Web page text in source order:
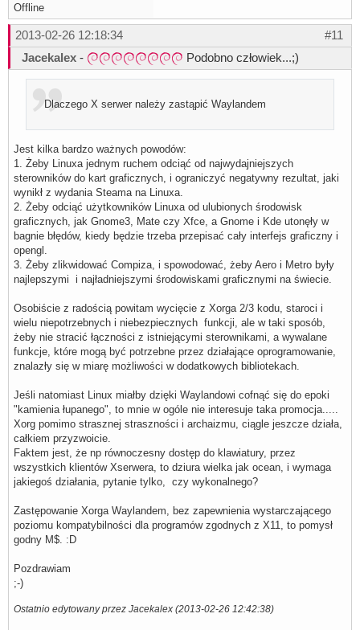
Offline
#11
2013-02-26 12:18:34
Jacekalex - Podobno człowiek...;)
Dlaczego X serwer należy zastąpić Waylandem
Jest kilka bardzo ważnych powodów:
1. Żeby Linuxa jednym ruchem odciąć od najwydajniejszych
sterowników do kart graficznych, i ograniczyć negatywny rezultat, jaki
wynikł z wydania Steama na Linuxa.
2. Żeby odciąć użytkowników Linuxa od ulubionych środowisk
graficznych, jak Gnome3, Mate czy Xfce, a Gnome i Kde utonęły w
bagnie błędów, kiedy będzie trzeba przepisać cały interfejs graficzny i
opengl.
3. Żeby zlikwidować Compiza, i spowodować, żeby Aero i Metro były
najlepszymi i najładniejszymi środowiskami graficznymi na świecie.
Osobiście z radością powitam wycięcie z Xorga 2/3 kodu, staroci i
wielu niepotrzebnych i niebezpiecznych funkcji, ale w taki sposób,
żeby nie stracić łączności z istniejącymi sterownikami, a wywalane
funkcje, które mogą być potrzebne przez działające oprogramowanie,
znalazły się w miarę możliwości w dodatkowych bibliotekach.
Jeśli natomiast Linux miałby dzięki Waylandowi cofnąć się do epoki
"kamienia łupanego", to mnie w ogóle nie interesuje taka promocja.....
Xorg pomimo strasznej straszności i archaizmu, ciągle jeszcze działa,
całkiem przyzwoicie.
Faktem jest, że np równoczesny dostęp do klawiatury, przez
wszystkich klientów Xserwera, to dziura wielka jak ocean, i wymaga
jakiegoś działania, pytanie tylko, czy wykonalnego?
Zastępowanie Xorga Waylandem, bez zapewnienia wystarczającego
poziomu kompatybilności dla programów zgodnych z X11, to pomysł
godny M$. :D
Pozdrawiam
;-)
Ostatnio edytowany przez Jacekalex (2013-02-26 12:42:38)